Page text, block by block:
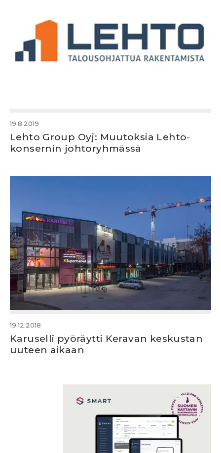
19.8.2019
Lehto Group Oyj: Muutoksia Lehto-
konsernin johtoryhmässä
19.12.2018
Karuselli pyöräytti Keravan keskustan
uuteen aikaan